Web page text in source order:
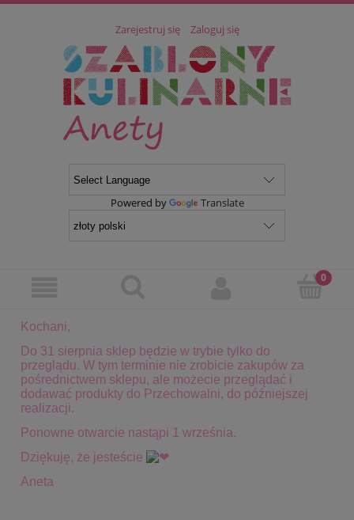
Zarejestruj się Zaloguj się
Powered by Translate
Kochani,
Do 31 sierpnia sklep będzie w trybie tylko do
przeglądu. W tym terminie nie zrobicie zakupów za
pośrednictwem sklepu, ale możecie przeglądać i
dodawać produkty do Przechowalni, do późniejszej
realizacji.
Ponowne otwarcie nastąpi 1 września.
Dziękuję, że jesteście
Aneta